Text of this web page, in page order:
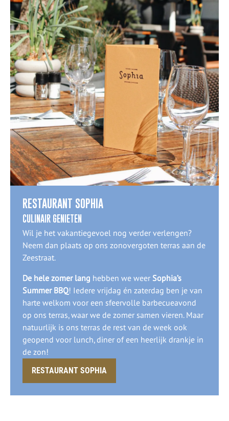
RESTAURANT SOPHIA
CULINAIR GENIETEN
Wil je het vakantiegevoel nog verder verlengen?
Neem dan plaats op ons zonovergoten terras aan de
Zeestraat.
De hele zomer lang hebben we weer Sophia’s
Summer BBQ! Iedere vrijdag én zaterdag ben je van
harte welkom voor een sfeervolle barbecueavond
op ons terras, waar we de zomer samen vieren. Maar
natuurlijk is ons terras de rest van de week ook
geopend voor lunch, diner of een heerlijk drankje in
de zon!
RESTAURANT SOPHIA